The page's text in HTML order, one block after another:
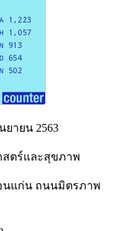
ยายน 2563
สตร์และสุขภาพ
นแก่น ถนนมิตรภาพ